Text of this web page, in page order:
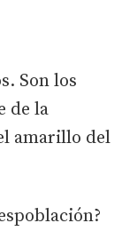
Son los
de la
amarillo del